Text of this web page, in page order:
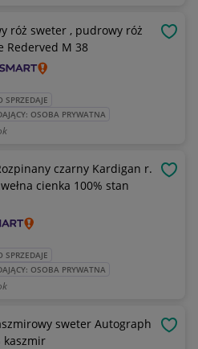
róż sweter , pudrowy róż
Rederved M 38
SPRZEDAJE
OSOBA PRYWATNA
czarny Kardigan r.
cienka 100% stan
SPRZEDAJE
OSOBA PRYWATNA
sweter Autograph
kaszmir